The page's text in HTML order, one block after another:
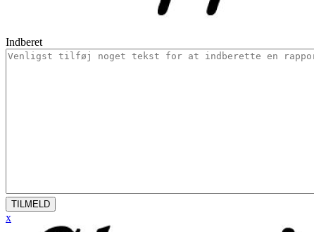
Indberet
TILMELD
x